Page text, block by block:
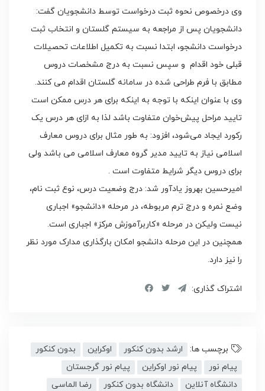
وی درخصوص نحوه ثبت درخواست توسط دانشجویان گفت:
دانشجویان پس از مراجعه به سیستم گلستان و انتخاب ثبت
درخواست دانشجو، ابتدا نسبت به تکمیل اطلاعات تحصیلات
قبلی خود اقدام و سپس نسبت به درج مشخصات دروس
مطابق با فرم طراحی شده در سامانه گلستان ‌اقدام می کنند.
وی با عنوان اینکه با توجه به اینکه برای هر درس ممکن است
‌تایید مراحل پیش‌خوان متفاوت باشد لذا به ازای هر درس یک
رکورد ایجاد می‌شود، افزود: به طور مثال برای دروس معارف
اسلامی نیاز به تایید مدیر گروه معارف اسلامی می ‌باشد ولی
برای دروس دیگر شرایط متفاوت است .
امیرحسین بهروز یادآور شد: درج وضعیت درس، نوع ثبت نام،
وضع نمره و درج ترم مربوطه، در مرحله «دانشجو» اجباری
نیست ولیکن در مرحله «کاربر‌آموزش مرکز» اجباری است.
همچنین در این مرحله دانشجو امکان بارگذاری مدارک مورد نظر
را نیز دارد.
اشتراک گذاری:
برچسب ها: ارشد بدون کنکور اوکراین
بدون کنکور
پیام نور
پیام نور اوکراین
پیام نور گرجستان
دانشگاه آنلاین
دانشگاه بدون کنکور
رضا الماسی